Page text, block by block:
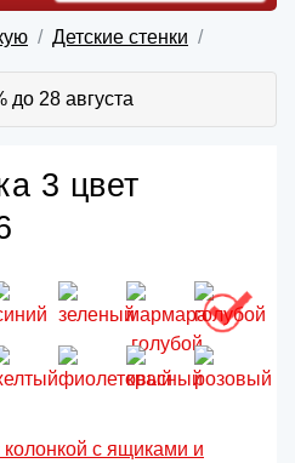
Детские стенки
до 28 августа
3 цвет